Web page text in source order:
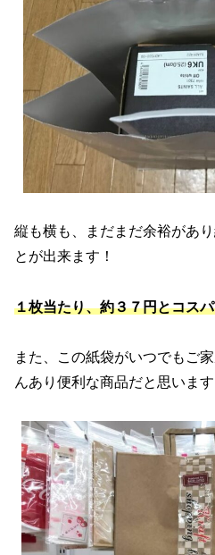
縦も横も、まだまだ余裕があ
とが出来ます！
１枚当たり、約３７円とコス
また、この紙袋がいつでもご
んあり便利な商品だと思います